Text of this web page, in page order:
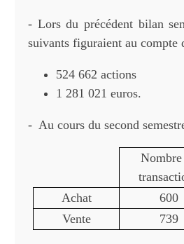
- Lors du précédent bilan
suivants figuraient au compte
524 662 actions
1 281 021 euros.
- Au cours du second
Nombre
Achat 600
Vente
739